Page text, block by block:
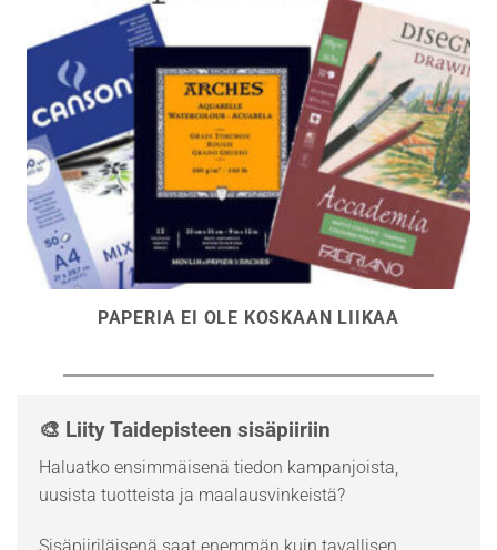
PAPERIA EI OLE KOSKAAN LIIKAA
🎨 Liity Taidepisteen sisäpiiriin
Haluatko ensimmäisenä tiedon kampanjoista,
uusista tuotteista ja maalausvinkeistä?